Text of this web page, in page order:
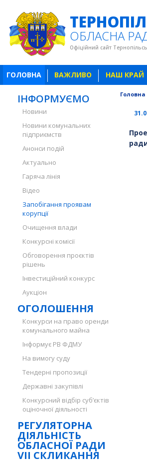
ОБЛАСНА
Офіційний сайт
ГОЛОВНА ВАЖЛИВО НАШ КРАЙ
ІНФОРМУЄМО
Новини
Новини комунальних
підприємств
Анонси подій
Актуально
Гаряча лінія
Відео
Запобігання проявам
корупції
Очищення влади
Конкурсні комісії
Обговорення проєктів
рішень
Інвестиційний конкурс
Аукціон
ОГОЛОШЕННЯ
Конкурси на право оренди
комунального майна
Інформує РВ ФДМУ
На вимогу суду
Тендерні пропозиції
Державні закупівлі
Конкурсний відбір суб’єктів
оціночної діяльності
РЕГУЛЯТОРНА
ДІЯЛЬНІСТЬ
ОБЛАСНОЇ РАДИ
VII СКЛИКАННЯ
Головна